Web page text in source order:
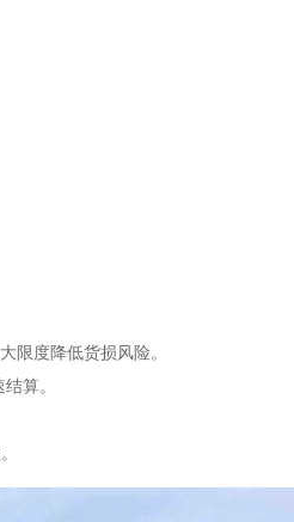
限度降低货损风险。
算。